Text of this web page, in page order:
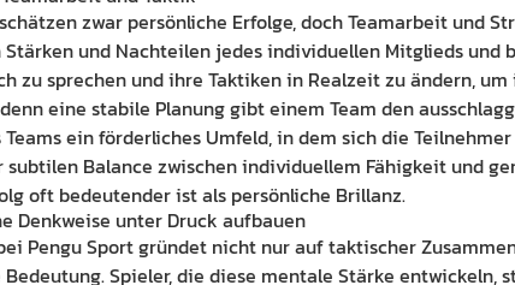
zwar persönliche Erfolge, doch Teamarbeit und
Stärken und Nachteilen jedes individuellen Mitglieds
zu sprechen und ihre Taktiken in Realzeit zu ändern,
eine stabile Planung gibt einem Team den
ein förderliches Umfeld, in dem sich die
subtilen Balance zwischen individuellem Fähigkeit und
oft bedeutender ist als persönliche Brillanz.
Denkweise unter Druck aufbauen
Pengu Sport gründet nicht nur auf taktischer
Spieler, die diese mentale Stärke